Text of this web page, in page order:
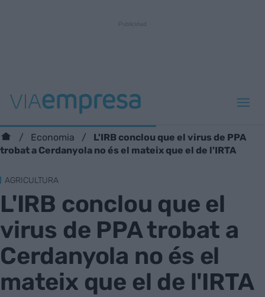
Economia
L'IRB conclou que el virus de PPA
trobat a Cerdanyola no és el mateix que el de l'IRTA
AGRICULTURA
L'IRB conclou que el
virus de PPA trobat a
Cerdanyola no és el
mateix que el de l'IRTA